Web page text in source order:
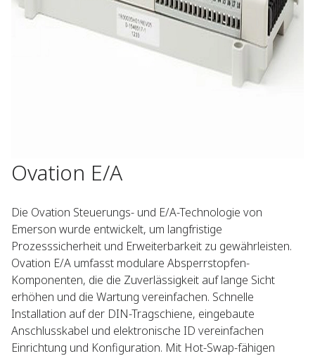
Ovation E/A
Die Ovation Steuerungs- und E/A-Technologie von
Emerson wurde entwickelt, um langfristige
Prozesssicherheit und Erweiterbarkeit zu gewährleisten.
Ovation E/A umfasst modulare Absperrstopfen-
Komponenten, die die Zuverlässigkeit auf lange Sicht
erhöhen und die Wartung vereinfachen. Schnelle
Installation auf der DIN-Tragschiene, eingebaute
Anschlusskabel und elektronische ID vereinfachen
Einrichtung und Konfiguration. Mit Hot-Swap-fähigen